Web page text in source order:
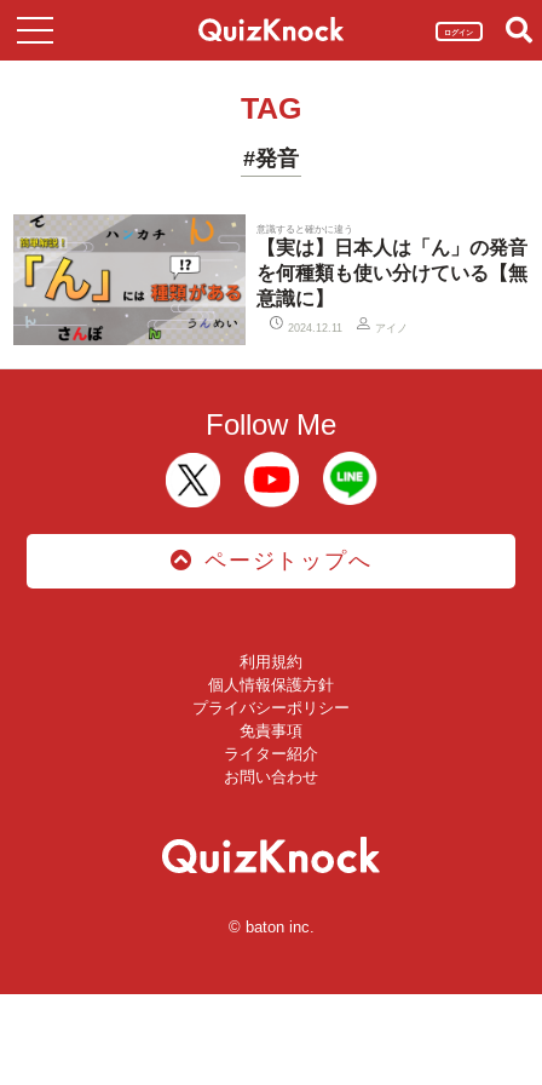
ログイン
TAG
#発音
意識すると確かに違う
【実は】日本人は「ん」の発音
を何種類も使い分けている【無
意識に】
2024.12.11 アイノ
Follow Me
ページトップへ
利用規約
個人情報保護方針
プライバシーポリシー
免責事項
ライター紹介
お問い合わせ
© baton inc.